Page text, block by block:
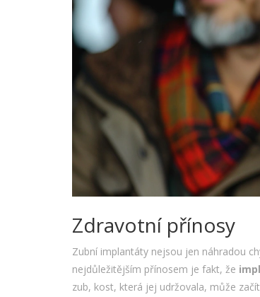
Zdravotní přínosy
Zubní implantáty nejsou jen náhradou
nejdůležitějším přínosem je fakt, že
zub, kost, která jej udržovala, může